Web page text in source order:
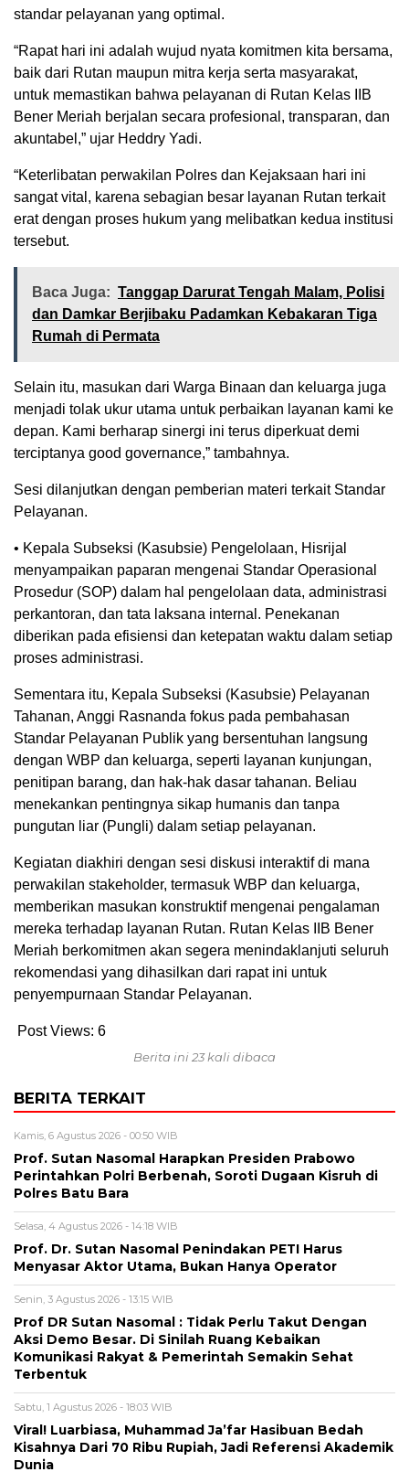
standar pelayanan yang optimal.
“Rapat hari ini adalah wujud nyata komitmen kita bersama,
baik dari Rutan maupun mitra kerja serta masyarakat,
untuk memastikan bahwa pelayanan di Rutan Kelas IIB
Bener Meriah berjalan secara profesional, transparan, dan
akuntabel,” ujar Heddry Yadi.
“Keterlibatan perwakilan Polres dan Kejaksaan hari ini
sangat vital, karena sebagian besar layanan Rutan terkait
erat dengan proses hukum yang melibatkan kedua institusi
tersebut.
Baca Juga: Tanggap Darurat Tengah Malam, Polisi
dan Damkar Berjibaku Padamkan Kebakaran Tiga
Rumah di Permata
Selain itu, masukan dari Warga Binaan dan keluarga juga
menjadi tolak ukur utama untuk perbaikan layanan kami ke
depan. Kami berharap sinergi ini terus diperkuat demi
terciptanya good governance,” tambahnya.
Sesi dilanjutkan dengan pemberian materi terkait Standar
Pelayanan.
• Kepala Subseksi (Kasubsie) Pengelolaan, Hisrijal
menyampaikan paparan mengenai Standar Operasional
Prosedur (SOP) dalam hal pengelolaan data, administrasi
perkantoran, dan tata laksana internal. Penekanan
diberikan pada efisiensi dan ketepatan waktu dalam setiap
proses administrasi.
Sementara itu, Kepala Subseksi (Kasubsie) Pelayanan
Tahanan, Anggi Rasnanda fokus pada pembahasan
Standar Pelayanan Publik yang bersentuhan langsung
dengan WBP dan keluarga, seperti layanan kunjungan,
penitipan barang, dan hak-hak dasar tahanan. Beliau
menekankan pentingnya sikap humanis dan tanpa
pungutan liar (Pungli) dalam setiap pelayanan.
Kegiatan diakhiri dengan sesi diskusi interaktif di mana
perwakilan stakeholder, termasuk WBP dan keluarga,
memberikan masukan konstruktif mengenai pengalaman
mereka terhadap layanan Rutan. Rutan Kelas IIB Bener
Meriah berkomitmen akan segera menindaklanjuti seluruh
rekomendasi yang dihasilkan dari rapat ini untuk
penyempurnaan Standar Pelayanan.
Post Views: 6
Berita ini 23 kali dibaca
BERITA TERKAIT
Kamis, 6 Agustus 2026 - 00:50 WIB
Prof. Sutan Nasomal Harapkan Presiden Prabowo
Perintahkan Polri Berbenah, Soroti Dugaan Kisruh di
Polres Batu Bara
Selasa, 4 Agustus 2026 - 14:18 WIB
Prof. Dr. Sutan Nasomal Penindakan PETI Harus
Menyasar Aktor Utama, Bukan Hanya Operator
Senin, 3 Agustus 2026 - 13:15 WIB
Prof DR Sutan Nasomal : Tidak Perlu Takut Dengan
Aksi Demo Besar. Di Sinilah Ruang Kebaikan
Komunikasi Rakyat & Pemerintah Semakin Sehat
Terbentuk
Sabtu, 1 Agustus 2026 - 18:03 WIB
Viral! Luarbiasa, Muhammad Ja’far Hasibuan Bedah
Kisahnya Dari 70 Ribu Rupiah, Jadi Referensi Akademik
Dunia